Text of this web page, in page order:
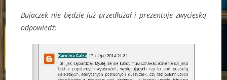
Bujaczek nie będzie już przedłużał i prezentuje zwycięską
odpowiedź: